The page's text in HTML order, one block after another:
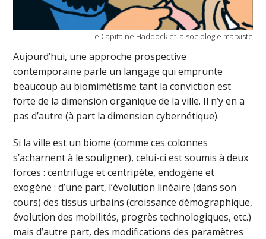
Le Capitaine Haddock et la sociologie marxiste
Aujourd’hui, une approche prospective
contemporaine parle un langage qui emprunte
beaucoup au biomimétisme tant la conviction est
forte de la dimension organique de la ville. Il n’y en a
pas d’autre (à part la dimension cybernétique).
Si la ville est un biome (comme ces colonnes
s’acharnent à le souligner), celui-ci est soumis à deux
forces : centrifuge et centripète, endogène et
exogène : d’une part, l’évolution linéaire (dans son
cours) des tissus urbains (croissance démographique,
évolution des mobilités, progrès technologiques, etc.)
mais d’autre part, des modifications des paramètres